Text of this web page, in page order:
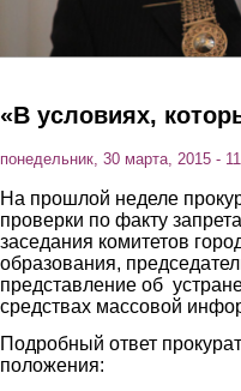
«В условиях,
понедельник, 30 марта, 2015 -
На прошлой неделе
проверки по факту
заседания комитетов
образования,
представление об
средствах массовой
Подробный ответ
положения: